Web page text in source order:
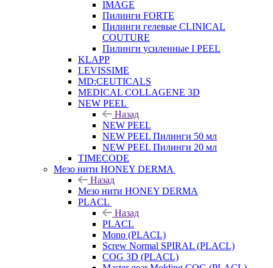
IMAGE
Пилинги FORTE
Пилинги гелевые CLINICAL
COUTURE
Пилинги усиленные I PEEL
KLAPP
LEVISSIME
MD:CEUTICALS
MEDICAL COLLAGENE 3D
NEW PEEL
Назад
NEW PEEL
NEW PEEL Пилинги 50 мл
NEW PEEL Пилинги 20 мл
TIMECODE
Мезо нити HONEY DERMA
Назад
Мезо нити HONEY DERMA
PLACL
Назад
PLACL
Mono (PLACL)
Screw Normal SPIRAL (PLACL)
COG 3D (PLACL)